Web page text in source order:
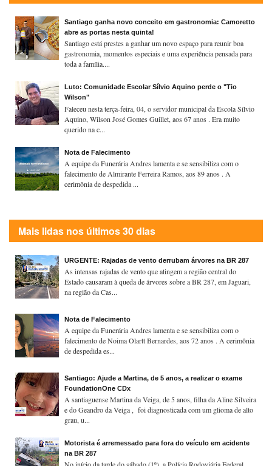
Santiago ganha novo conceito em gastronomia: Camoretto
abre as portas nesta quinta!
Santiago está prestes a ganhar um novo espaço para reunir boa
gastronomia, momentos especiais e uma experiência pensada para
toda a família....
Luto: Comunidade Escolar Sílvio Aquino perde o "Tio
Wilson"
Faleceu nesta terça-feira, 04, o servidor municipal da Escola Sílvio
Aquino, Wilson José Gomes Guillet, aos 67 anos . Era muito
querido na c...
Nota de Falecimento
A equipe da Funerária Andres lamenta e se sensibiliza com o
falecimento de Almirante Ferreira Ramos, aos 89 anos . A
cerimônia de despedida ...
Mais lidas nos últimos 30 dias
URGENTE: Rajadas de vento derrubam árvores na BR 287
As intensas rajadas de vento que atingem a região central do
Estado causaram à queda de árvores sobre a BR 287, em Jaguari,
na região da Cas...
Nota de Falecimento
A equipe da Funerária Andres lamenta e se sensibiliza com o
falecimento de Noima Olartt Bernardes, aos 72 anos . A cerimônia
de despedida es...
Santiago: Ajude a Martina, de 5 anos, a realizar o exame
FoundationOne CDx
A santiaguense Martina da Veiga, de 5 anos, filha da Aline Silveira
e do Geandro da Veiga , foi diagnosticada com um glioma de alto
grau, u...
Motorista é arremessado para fora do veículo em acidente
na BR 287